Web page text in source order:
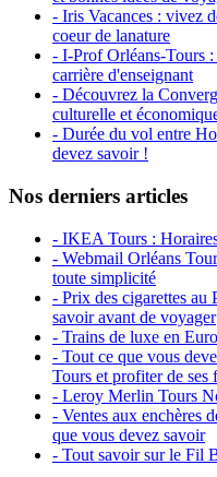
- Iris Vacances : vivez
coeur de lanature
- I-Prof Orléans-Tours
carrière d'enseignant
- Découvrez la
culturelle et
- Durée du vol entre
devez savoir !
Nos derniers articles
- IKEA Tours :
- Webmail Orléans
toute simplicité
- Prix des cigarettes au
savoir avant de voyager
- Trains de luxe en
- Tout ce que vous
Tours et profiter de ses
- Leroy Merlin Tours
- Ventes aux enchères
que vous devez savoir
- Tout savoir sur le Fil